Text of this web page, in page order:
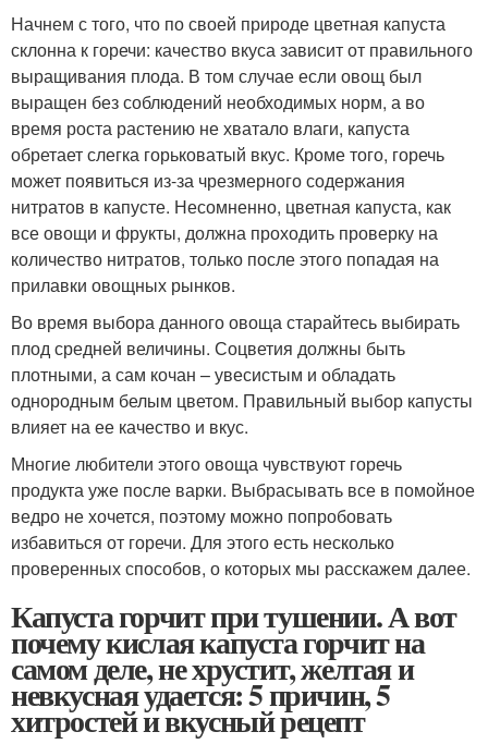
Начнем с того, что по своей природе цветная капуста
склонна к горечи: качество вкуса зависит от правильного
выращивания плода. В том случае если овощ был
выращен без соблюдений необходимых норм, а во
время роста растению не хватало влаги, капуста
обретает слегка горьковатый вкус. Кроме того, горечь
может появиться из-за чрезмерного содержания
нитратов в капусте. Несомненно, цветная капуста, как
все овощи и фрукты, должна проходить проверку на
количество нитратов, только после этого попадая на
прилавки овощных рынков.
Во время выбора данного овоща старайтесь выбирать
плод средней величины. Соцветия должны быть
плотными, а сам кочан – увесистым и обладать
однородным белым цветом. Правильный выбор капусты
влияет на ее качество и вкус.
Многие любители этого овоща чувствуют горечь
продукта уже после варки. Выбрасывать все в помойное
ведро не хочется, поэтому можно попробовать
избавиться от горечи. Для этого есть несколько
проверенных способов, о которых мы расскажем далее.
Капуста горчит при тушении. А вот
почему кислая капуста горчит на
самом деле, не хрустит, желтая и
невкусная удается: 5 причин, 5
хитростей и вкусный рецепт